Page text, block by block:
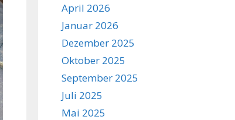
April 2026
Januar 2026
Dezember 2025
Oktober 2025
September 2025
Juli 2025
Mai 2025